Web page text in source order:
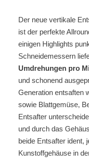
Der neue vertikale
ist der perfekte
einigen Highlights
Schneidemessern
Umdrehungen pro
und schonend
Generation entsaften
sowie Blattgemüse,
Entsafter
und durch das
beide Entsafter ident,
Kunstoffgehäuse in